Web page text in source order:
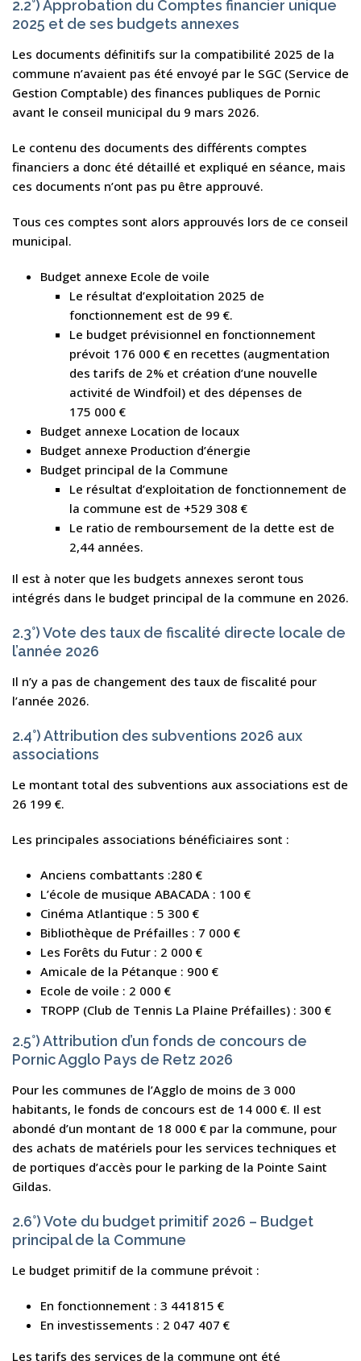
2.2°) Approbation du Comptes financier unique
2025 et de ses budgets annexes
Les documents définitifs sur la compatibilité 2025 de la
commune n’avaient pas été envoyé par le SGC (Service de
Gestion Comptable) des finances publiques de Pornic
avant le conseil municipal du 9 mars 2026.
Le contenu des documents des différents comptes
financiers a donc été détaillé et expliqué en séance, mais
ces documents n’ont pas pu être approuvé.
Tous ces comptes sont alors approuvés lors de ce conseil
municipal.
Budget annexe Ecole de voile
Le résultat d’exploitation 2025 de
fonctionnement est de 99 €.
Le budget prévisionnel en fonctionnement
prévoit 176 000 € en recettes (augmentation
des tarifs de 2% et création d’une nouvelle
activité de Windfoil) et des dépenses de
175 000 €
Budget annexe Location de locaux
Budget annexe Production d’énergie
Budget principal de la Commune
Le résultat d’exploitation de fonctionnement de
la commune est de +529 308 €
Le ratio de remboursement de la dette est de
2,44 années.
Il est à noter que les budgets annexes seront tous
intégrés dans le budget principal de la commune en 2026.
2.3°) Vote des taux de fiscalité directe locale de
l’année 2026
Il n’y a pas de changement des taux de fiscalité pour
l’année 2026.
2.4°) Attribution des subventions 2026 aux
associations
Le montant total des subventions aux associations est de
26 199 €.
Les principales associations bénéficiaires sont :
Anciens combattants :280 €
L’école de musique ABACADA : 100 €
Cinéma Atlantique : 5 300 €
Bibliothèque de Préfailles : 7 000 €
Les Forêts du Futur : 2 000 €
Amicale de la Pétanque : 900 €
Ecole de voile : 2 000 €
TROPP (Club de Tennis La Plaine Préfailles) : 300 €
2.5°) Attribution d’un fonds de concours de
Pornic Agglo Pays de Retz 2026
Pour les communes de l’Agglo de moins de 3 000
habitants, le fonds de concours est de 14 000 €. Il est
abondé d’un montant de 18 000 € par la commune, pour
des achats de matériels pour les services techniques et
de portiques d’accès pour le parking de la Pointe Saint
Gildas.
2.6°) Vote du budget primitif 2026 – Budget
principal de la Commune
Le budget primitif de la commune prévoit :
En fonctionnement : 3 441815 €
En investissements : 2 047 407 €
Les tarifs des services de la commune ont été